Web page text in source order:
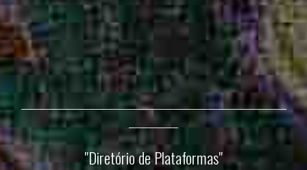
___________________________________________
________
"Diretório de Plataformas"